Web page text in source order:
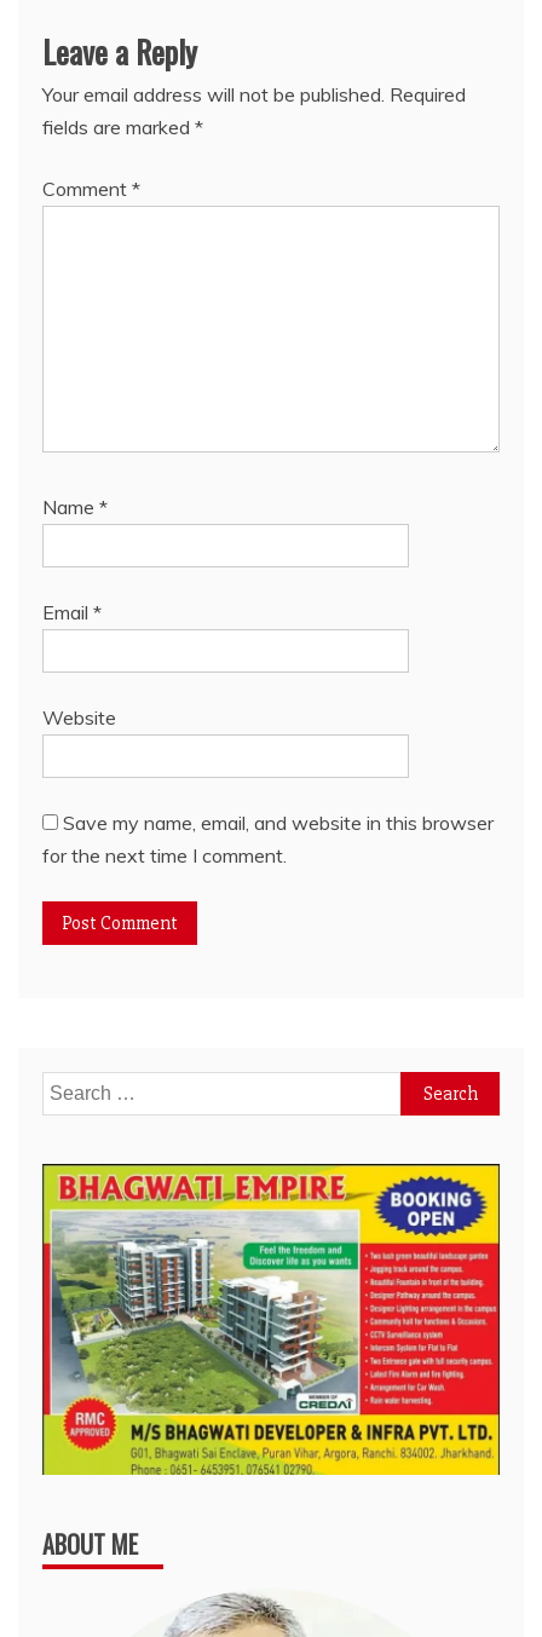
Leave a Reply
Your email address will not be published. Required
fields are marked *
Comment *
Name *
Email *
Website
Save my name, email, and website in this browser
for the next time I comment.
Search
for:
ABOUT ME